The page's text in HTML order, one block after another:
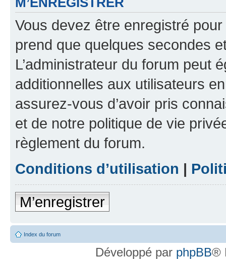
Vous devez être enregistré
prend que quelques secondes
L’administrateur du forum peut
additionnelles aux utilisateurs
assurez-vous d’avoir pris
et de notre politique de vie
règlement du forum.
Conditions d’utilisation |
M’enregistrer
Index du forum
Développé par phpBB®